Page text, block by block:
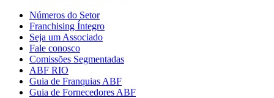
Números do Setor
Franchising Íntegro
Seja um Associado
Fale conosco
Comissões Segmentadas
ABF RIO
Guia de Franquias ABF
Guia de Fornecedores ABF